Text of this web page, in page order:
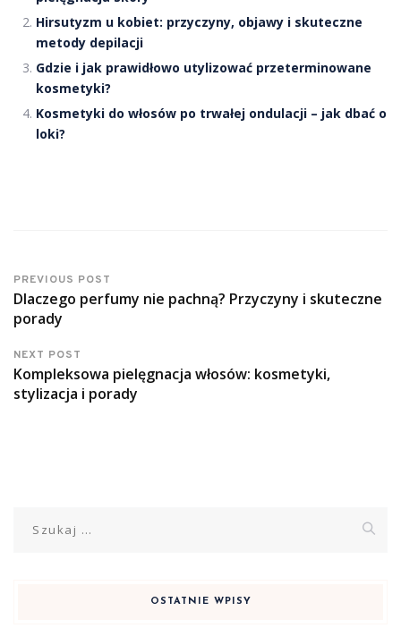
Hirsutyzm u kobiet: przyczyny, objawy i skuteczne
metody depilacji
Gdzie i jak prawidłowo utylizować przeterminowane
kosmetyki?
Kosmetyki do włosów po trwałej ondulacji – jak dbać o
loki?
PREVIOUS POST
Dlaczego perfumy nie pachną? Przyczyny i skuteczne
porady
NEXT POST
Kompleksowa pielęgnacja włosów: kosmetyki,
stylizacja i porady
OSTATNIE WPISY